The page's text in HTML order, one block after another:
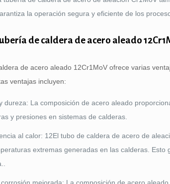
la operación segura y eficiente de los
de caldera de acero aleado
de acero aleado 12Cr1MoV ofrece varias
ventajas incluyen:
dureza: La composición de acero aleado
y presiones en sistemas de calderas.
al calor: 12El tubo de caldera de acero de
extremas generadas en las calderas.